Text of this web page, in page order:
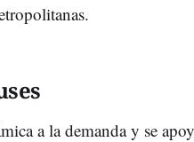
a la demanda y se